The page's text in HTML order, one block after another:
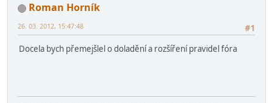
Roman Horník
#1
26. 03. 2012, 15:47:48
Docela bych přemejšlel o doladění a rozšíření pravidel fóra